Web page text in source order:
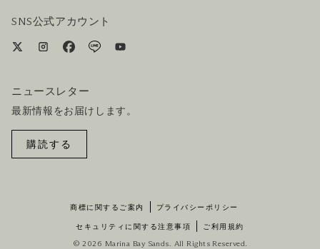
SNS公式アカウント
ニュースレター
最新情報をお届けします。
購読する
商標に関するご案内 プライバシーポリシー
セキュリティに関する注意事項 ご利用規約
© 2026 Marina Bay Sands. All Rights Reserved.